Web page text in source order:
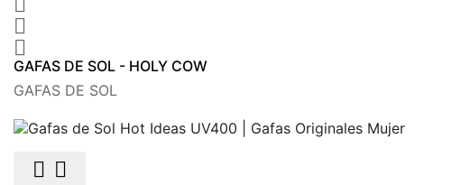



GAFAS DE SOL - HOLY COW
GAFAS DE SOL
 